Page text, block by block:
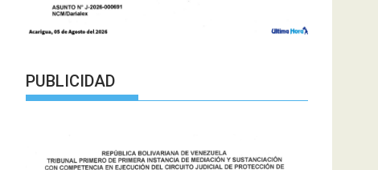
PUBLICIDAD